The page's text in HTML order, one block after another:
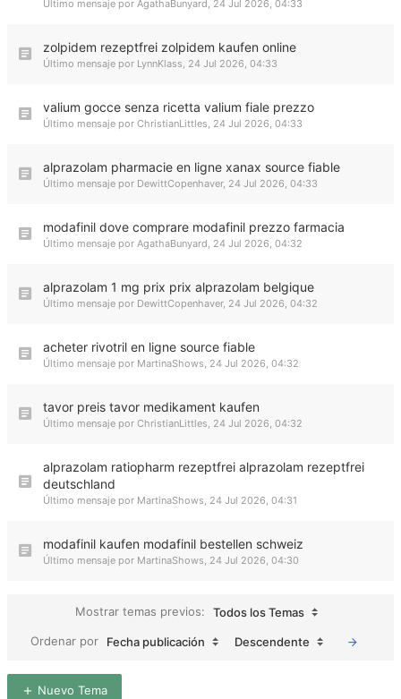
Último mensaje por AgathaBunyard , 24 Jul 2026, 04:33
zolpidem rezeptfrei zolpidem kaufen online
Último mensaje por LynnKlass, 24 Jul 2026, 04:33
valium gocce senza ricetta valium fiale prezzo
Último mensaje por ChristianLittles, 24 Jul 2026, 04:33
alprazolam pharmacie en ligne xanax source fiable
Último mensaje por DewittCopenhaver, 24 Jul 2026, 04:33
modafinil dove comprare modafinil prezzo farmacia
Último mensaje por AgathaBunyard, 24 Jul 2026, 04:32
alprazolam 1 mg prix prix alprazolam belgique
Último mensaje por DewittCopenhaver, 24 Jul 2026, 04:32
acheter rivotril en ligne source fiable
Último mensaje por MartinaShows, 24 Jul 2026, 04:32
tavor preis tavor medikament kaufen
Último mensaje por ChristianLittles, 24 Jul 2026, 04:32
alprazolam ratiopharm rezeptfrei alprazolam rezeptfrei
deutschland
Último mensaje por MartinaShows, 24 Jul 2026, 04:31
modafinil kaufen modafinil bestellen schweiz
Último mensaje por MartinaShows, 24 Jul 2026, 04:30
Mostrar temas previos:
Todos los Temas
Ordenar por
Fecha publicación Descendente
Nuevo Tema